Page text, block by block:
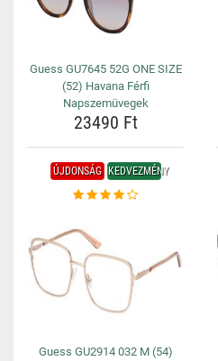
Guess GU7645 52G ONE SIZE
(52) Havana Férfi
Napszemüvegek
23490 Ft
ÚJDONSÁG KEDVEZMÉNY
Guess GU2914 032 M (54)